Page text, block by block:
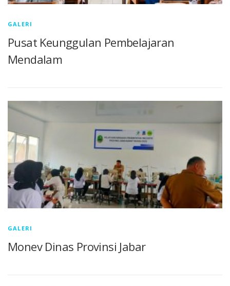
GALERI
Pusat Keunggulan Pembelajaran
Mendalam
GALERI
Monev Dinas Provinsi Jabar